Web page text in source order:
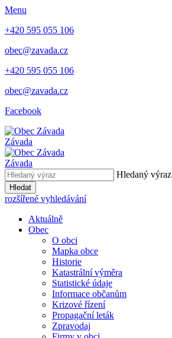
Menu
+420 595 055 106
obec@zavada.cz
+420 595 055 106
obec@zavada.cz
Facebook
Závada
Závada
Hledaný výraz
Hledat
rozšířené vyhledávání
Aktuálně
Obec
O obci
Mapka obce
Historie
Katastrální výměra
Statistické údaje
Informace občanům
Krizové řízení
Propagační leták
Zpravodaj